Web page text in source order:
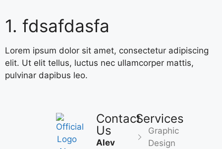
1. fdsafdasfa
Lorem ipsum dolor sit amet, consectetur adipiscing
elit. Ut elit tellus, luctus nec ullamcorper mattis,
pulvinar dapibus leo.
Contact
Us
Alev
Services
Graphic
Design